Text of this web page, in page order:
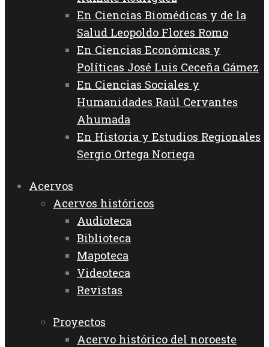
En Ciencias Biomédicas y de la
Salud Leopoldo Flores Romo
En Ciencias Económicas y
Políticas José Luis Ceceña Gámez
En Ciencias Sociales y
Humanidades Raúl Cervantes
Ahumada
En Historia y Estudios Regionales
Sergio Ortega Noriega
Acervos
Acervos históricos
Audioteca
Biblioteca
Mapoteca
Videoteca
Revistas
Proyectos
Acervo histórico del noroeste